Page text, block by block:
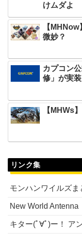
けムダよ
【
微妙？
カプコン
修」が実
【MHWs
リンク集
モンハンワイルズま
New World Antenna
キター(ﾟ∀ﾟ)ー！ ア